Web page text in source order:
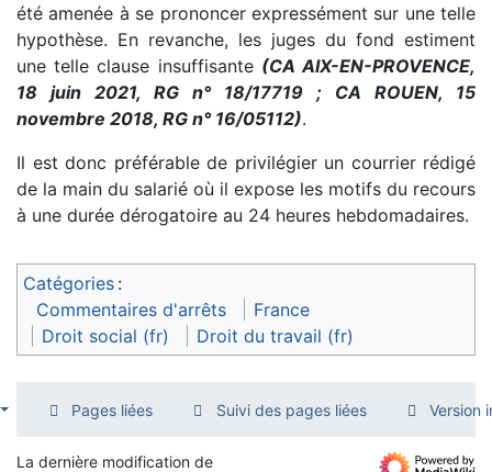
été amenée à se prononcer expressément sur une telle
hypothèse. En revanche, les juges du fond estiment
une telle clause insuffisante (CA AIX-EN-PROVENCE,
18 juin 2021, RG n° 18/17719 ; CA ROUEN, 15
novembre 2018, RG n° 16/05112).
Il est donc préférable de privilégier un courrier rédigé
de la main du salarié où il expose les motifs du recours
à une durée dérogatoire au 24 heures hebdomadaires.
Catégories :
Commentaires d'arrêts
France
Droit social (fr)
Droit du travail (fr)
Pages liées Suivi des pages liées Version
La dernière modification de